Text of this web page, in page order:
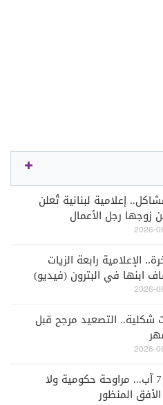
إعلامية لبنانية تُعلن
زوجها رجل الأعمال
الإعلامية رابعة الزيات
ابنها في البترون (فيديو)
شكلية.. التصعيد مرجح قبل
سنة على 7 آب... مراوحة حكومية ولا
المنظور